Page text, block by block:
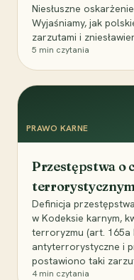
Niesłuszne
Wyjaśniamy, jak
zarzutami i
5 min czytania
PRAWO KARNE
Przestępstwa o
Definicja
w Kodeksie karnym,
terroryzmu (art. 165a
antyterrorystyczne i
postawiono taki
4min czytania